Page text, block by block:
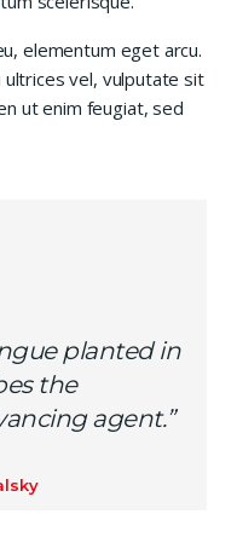
elementum eget arcu.
ultrices vel, vulputate sit
ut enim feugiat, sed
planted in
the
agent.”